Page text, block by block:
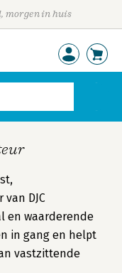
morgen in huis
DJC
en waarderende
in gang en helpt
vastzittende